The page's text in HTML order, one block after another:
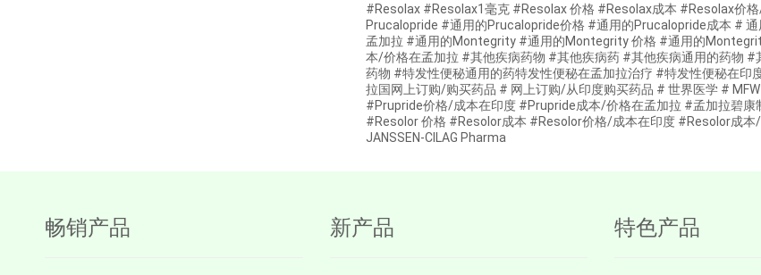
#Resolax #Resolax1毫克 #Resolax 价格 #Resolax成本 #Resolax价
Prucalopride #通用的Prucalopride价格 #通用的Prucalopride成本 #
孟加拉 #通用的Montegrity #通用的Montegrity 价格 #通用的
本/价格在孟加拉 #其他疾病药物 #其他疾病药 #其他疾病通用的药物
药物 #特发性便秘通用的药特发性便秘在孟加拉治疗 #特发性便秘在
拉国网上订购/购买药品 # 网上订购/从印度购买药品 # 世界医学 #
#Prupride价格/成本在印度 #Prupride成本/价格在孟加拉 #孟加拉碧
#Resolor 价格 #Resolor成本 #Resolor价格/成本在印度 #Resolor成
JANSSEN-CILAG Pharma
畅销产品 新产品 特色产品